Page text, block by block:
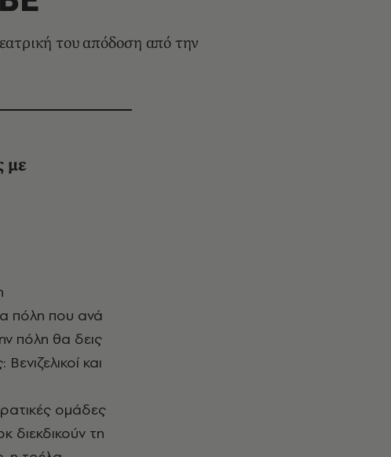
του απόδοση από την
με
πόλη που ανά
πόλη θα δεις
και
ομάδες
διεκδικούν τη